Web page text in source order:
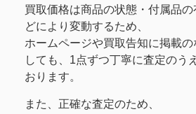
買取価格は商品の状態・付属品
どにより変動するため、
ホームページや買取告知に掲載の
しても、1点ずつ丁寧に査定のう
おります。
また、正確な査定のため、